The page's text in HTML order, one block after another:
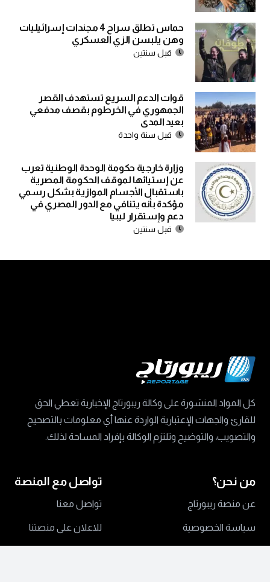
حماس تطلق سراح 4 مجندات إسرائيليات
وهن يلبسن الزي العسكري
قبل سنتين
قوات الدعم السريع تستهدف القصر
الجمهوري في الخرطوم بقصف مدفعي
بعيد المدى
قبل سنة واحدة
وزارة خارجية حكومة الوحدة الوطنية تعرب
عن إستيائها لموقف الحكومة المصرية
باستقبال الأجسام الموازية بشكل رسمي
مؤكدة بأنه يتنافي مع الدور المصري في
دعم وإستقرار ليبيا
قبل سنتين
كل المواد المنشورة على وكالة ريبورتاج الإخبارية تعطي الحق
للقارئ والجهات الإعتبارية الواردة عنها أي معلومات بالتصحيح
والتصويب، والتوضيح وتلتزم الوكالة بإفراد المساحة لذلك.
من نحن؟
عن منصة ريبورتاج
سياسة الخصوصية
تواصل مع المنصة
تواصل معنا
للاعلان على منصتنا